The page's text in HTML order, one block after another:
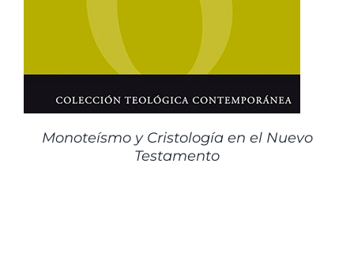
Monoteísmo y Cristología en el Nuevo
Testamento